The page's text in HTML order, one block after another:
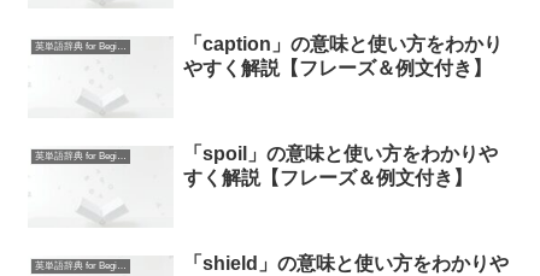
英単語辞典 for Beginners
「caption」の意味と使い方をわかり
やすく解説【フレーズ＆例文付き】
英単語辞典 for Beginners
「spoil」の意味と使い方をわかりや
すく解説【フレーズ＆例文付き】
英単語辞典 for Beginners
「shield」の意味と使い方をわかりや